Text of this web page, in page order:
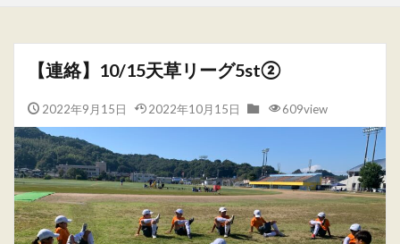
【連絡】10/15天草リーグ5st②
2022年9月15日 2022年10月15日 609view